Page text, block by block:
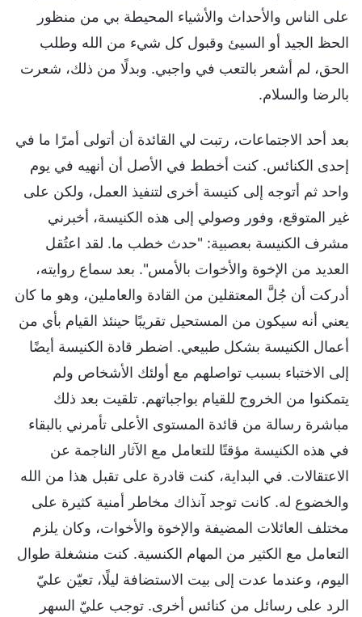
على الناس والأحداث والأشياء المحيطة بي من منظور
الحظ الجيد أو السيئ وقبول كل شيء من الله وطلب
الحق، لم أشعر بالتعب في واجبي. وبدلًا من ذلك، شعرت
بالرضا والسلام.
بعد أحد الاجتماعات، رتبت لي القائدة أن أتولى أمرًا ما في
إحدى الكنائس. كنت أخطط في الأصل أن أنهيه في يوم
واحد ثم أتوجه إلى كنيسة أخرى لتنفيذ العمل، ولكن على
غير المتوقع، وفور وصولي إلى هذه الكنيسة، أخبرني
مشرف الكنيسة بعصبية: "حدث خطب ما. لقد اعتُقل
العديد من الإخوة والأخوات بالأمس". بعد سماع روايته،
أدركت أن جُلَّ المعتقلين من القادة والعاملين، وهو ما كان
يعني أنه سيكون من المستحيل تقريبًا حينئذ القيام بأي من
أعمال الكنيسة بشكل طبيعي. اضطر قادة الكنيسة أيضًا
إلى الاختباء بسبب تواصلهم مع أولئك الأشخاص ولم
يتمكنوا من الخروج للقيام بواجباتهم. تلقيت بعد ذلك
مباشرة رسالة من قائدة المستوى الأعلى تأمرني بالبقاء
في هذه الكنيسة مؤقتًا للتعامل مع الآثار الناجمة عن
الاعتقالات. في البداية، كنت قادرة على تقبل هذا من الله
والخضوع له. كانت توجد آنذاك مخاطر أمنية كثيرة على
مختلف العائلات المضيفة والإخوة والأخوات، وكان يلزم
التعامل مع الكثير من المهام الكنسية. كنت منشغلة طوال
اليوم، وعندما عدت إلى بيت الاستضافة ليلًا، تعيّن عليّ
الرد على رسائل من كنائس أخرى. توجب عليّ السهر